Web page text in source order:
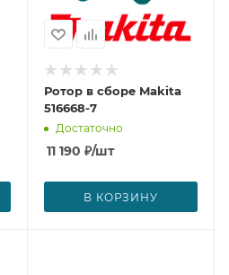
Ротор в сборе Makita
516668-7
Достаточно
11 190 ₽/шт
В КОРЗИНУ